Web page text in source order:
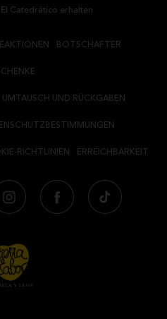
Catedrático erhalten
BOTSCHAFTER
UMTAUSCH UND RÜCKGABEN
RICHTLINIEN ERREICHBARKEIT